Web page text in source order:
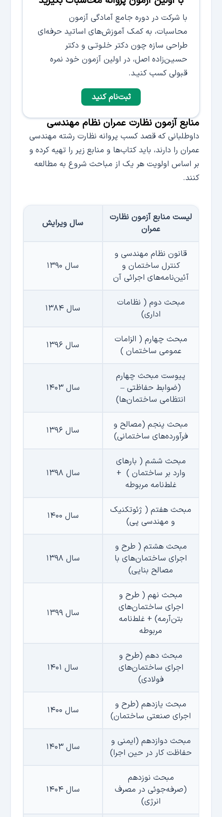
با شرکت در دوره جامع آمادگی آزمون
محاسبات، به کمک آموزش‌های اساتید حرفه‌ای
طراحی سازه چون دکتر خلـوتـی و دکتر
حسیـن‌زاده اصل، در اولین آزمون خود نمره
قبولی کسب کنیـد.
ثبت‌نام کنید
منابع آزمون نظارت عمران نظام مهندسی
داوطلبانی که قصد کسب پروانه نظارت رشته مهندسی
عمران را دارند، باید کتاب‌ها و منابع زیر را تهیه کرده و
بر اساس اولویت هر یک از مباحث شروع به مطالعه
کنند.
لیست منابع آزمون نظارت
عمران
سال ویرایش
قانون نظام مهندسی و
كنترل ساختمان و
آئین‌نامه‌های اجرائی آن
سال ۱۳۹۰
مبحث دوم ( نظامات
اداری)
سال ۱۳۸۴
مبحث چهارم ( الزامات
عمومی ساختمان )
سال ۱۳۹۶
پیوست مبحث چهارم
(ضوابط حفاظتی –
انتظامی ساختمان‌ها)
سال ۱۴۰۳
مبحث پنجم (مصالح و
فرآورده‌های ساختمانی)
سال ۱۳۹۶
مبحث ششم ( بارهای
وارد بر ساختمان ) +
غلط‌نامه مربوطه
سال ۱۳۹۸
مبحث هفتم ( ژئوتکنیک
و مهندسی پی)
سال ۱۴۰۰
مبحث هشتم ( طرح و
اجرای ساختمان‌های با
مصالح بنایی)
سال ۱۳۹۸
مبحث نهم ( طرح و
اجرای ساختمان‌های
بتن‌آرمه) +غلط‌نامه
مربوطه
سال ۱۳۹۹
مبحث دهم (طرح و
اجرای ساختمان‌های
فولادی)
سال ۱۴۰۱
مبحث یازدهم (طرح و
اجرای صنعتی ساختمان)
سال ۱۴۰۰
مبحث دوازدهم (ایمنی و
حفاظت كار در حین اجرا)
سال ۱۴۰۳
مبحث نوزدهم
(صرفه‌جوئی در مصرف
انرژی)
سال ۱۴۰۴